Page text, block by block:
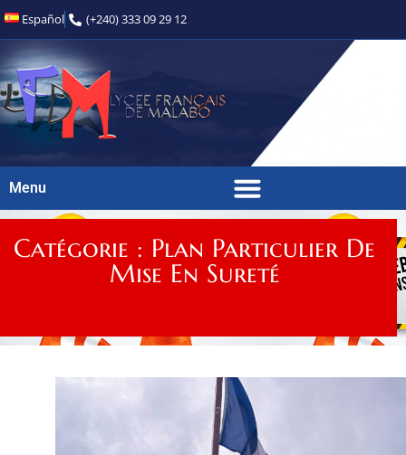
Español (+240) 333 09 29 12
Menu
Catégorie : Plan Particulier De
Mise En Sureté